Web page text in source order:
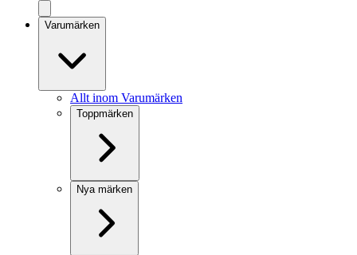
Varumärken
Allt inom Varumärken
Toppmärken
Nya märken